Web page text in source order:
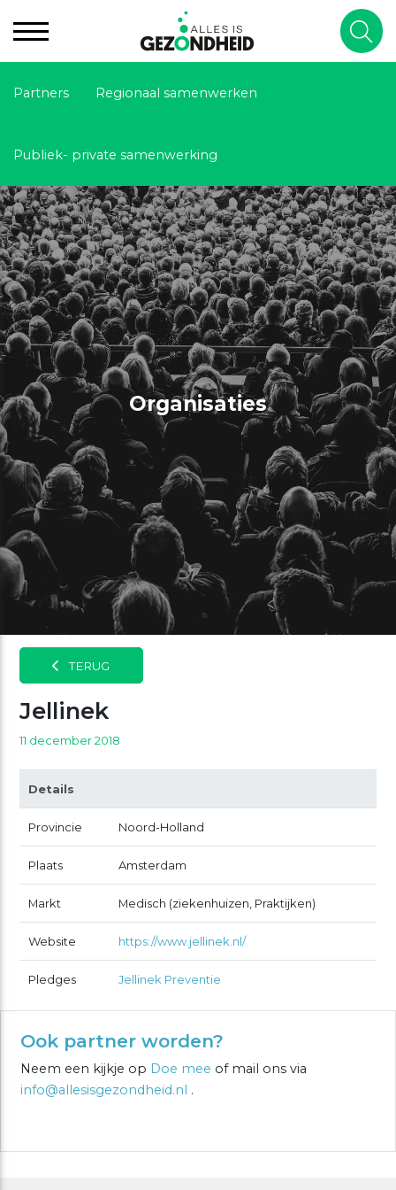
Partners Regionaal samenwerken
Publiek- private samenwerking
Organisaties
TERUG
Jellinek
11 december 2018
Details
Provincie Noord-Holland
Plaats Amsterdam
Markt Medisch (ziekenhuizen, Praktijken)
Website https://www.jellinek.nl/
Pledges Jellinek Preventie
Ook partner worden?
Neem een kijkje op Doe mee of mail ons via
info@allesisgezondheid.nl .